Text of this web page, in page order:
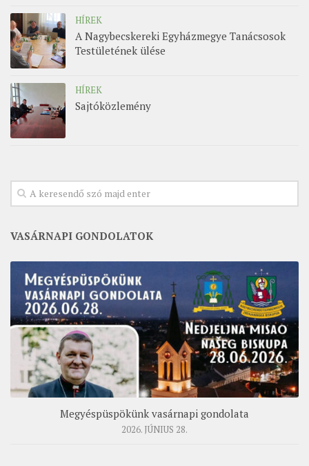
HÍREK
A Nagybecskereki Egyházmegye Tanácsosok
Testületének ülése
HÍREK
Sajtóközlemény
VASÁRNAPI GONDOLATOK
Megyéspüspökünk vasárnapi gondolata
2026. JÚNIUS 28.